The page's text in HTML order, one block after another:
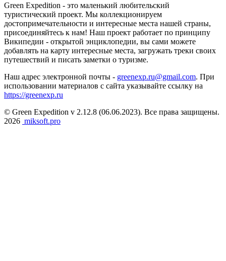
Green Expedition - это маленький любительский
туристический проект. Мы коллекционируем
достопримечательности и интересные места нашей страны,
присоединяйтесь к нам! Наш проект работает по принципу
Википедии - открытой энциклопедии, вы сами можете
добавлять на карту интересные места, загружать треки своих
путешествий и писать заметки о туризме.
Наш адрес электронной почты - greenexp.ru@gmail.com. При
использовании материалов с сайта указывайте ссылку на
https://greenexp.ru
© Green Expedition v 2.12.8 (06.06.2023). Все права защищены.
2026 miksoft.pro